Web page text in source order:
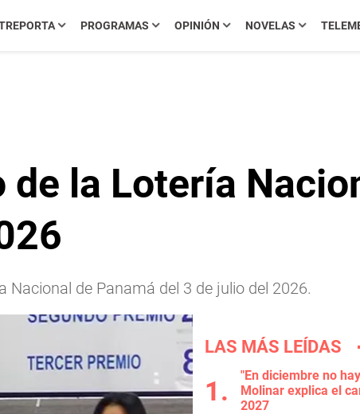
PROGRAMAS OPINIÓN NOVELAS
de la Lotería
de Panamá del 3 de julio del 2026.
LAS MÁS LEÍDAS
"En diciembre no
Molinar explica el
2027